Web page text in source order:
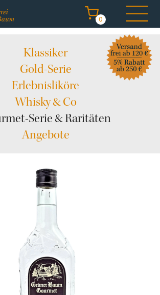
0
Start
Destillate kaufen
& Events
Angebote
Flaschenpost
Shop
Klassiker
Gold-Serie
Erlebnisliköre
Whisky & Co
Serie & Raritäten
Angebote